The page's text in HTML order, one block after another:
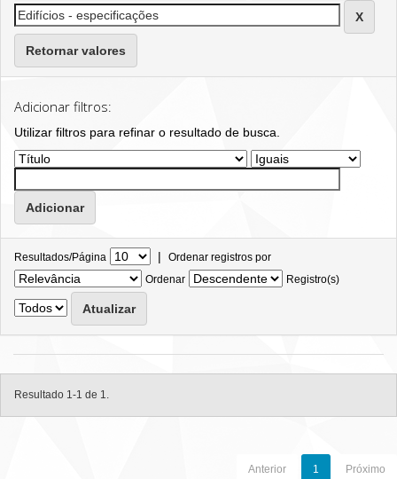
Retornar valores
Adicionar filtros:
Utilizar filtros para refinar o resultado de busca.
Resultados/Página | Ordenar registros por
Ordenar
Registro(s)
Resultado 1-1 de 1.
Anterior 1 Próximo